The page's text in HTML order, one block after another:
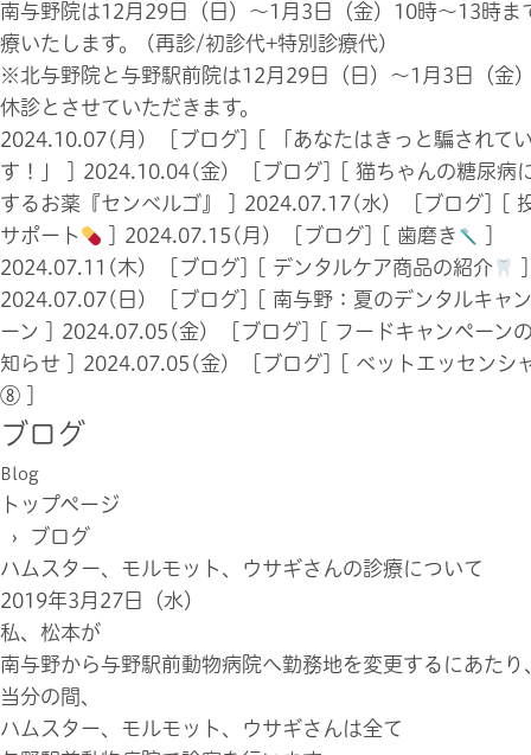
南与野院は12月29日（日）～1月3日（金）10時〜13時ま
療いたします。 (再診/初診代+特別診療代)
※北与野院と与野駅前院は12月29日（日）～1月3日（金
休診とさせていただきます。
2024.10.07(月) [ブログ]
「あなたはきっと騙されて
す！」
2024.10.04(金) [ブログ]
猫ちゃんの糖尿病
するお薬『センベルゴ』
2024.07.17(水) [ブログ]
サポート
2024.07.15(月) [ブログ] 歯磨き
2024.07.11(木) [ブログ]
デンタルケア商品の紹介
2024.07.07(日) [ブログ]
南与野：夏のデンタルキャ
ーン
2024.07.05(金) [ブログ]
フードキャンペーン
知らせ
2024.07.05(金) [ブログ]
ベットエッセンシ
⑧
ブログ
Blog
トップページ
› ブログ
ハムスター、モルモット、ウサギさんの診療について
2019年3月27日（水）
私、松本が
南与野から与野駅前動物病院へ勤務地を変更するにあたり
当分の間、
ハムスター、モルモット、ウサギさんは全て